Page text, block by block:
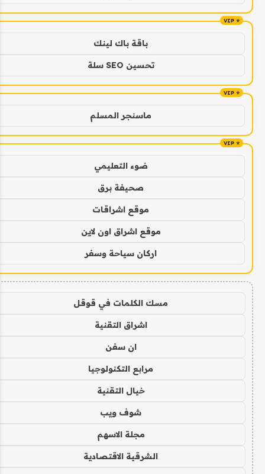
باقة باك لينك
تحسين SEO سلة
ماسنجر المسلم
ضوء التعليمي
صحيفة برق
موقع اشراقات
موقع اشراق اون لاين
اركان سياحة وسفر
مسك الكلمات في قوقل
اشراق التقنية
ان سفن
مرابع التكنولوجيا
خيال التقنية
شوف ويب
مجلة الاسهم
الشرقية الاقتصادية